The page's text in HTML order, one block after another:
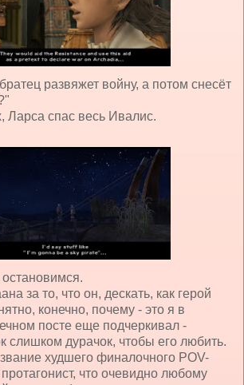
развяжет войну, а потом снесёт
Ларса спас весь Ивалис.
за то, что он, дескать, как герой
конечно, почему - это я в
посте еще подчеркивал -
слишком дурачок, чтобы его любить.
худшего финалочного POV-
что очевидно любому